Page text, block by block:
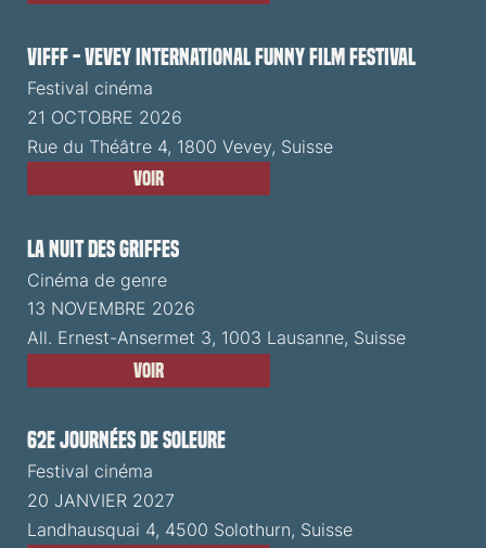
VIFFF - Vevey International Funny Film Festival
Festival cinéma
21 OCTOBRE 2026
Rue du Théâtre 4, 1800 Vevey, Suisse
Voir
La Nuit des Griffes
Cinéma de genre
13 NOVEMBRE 2026
All. Ernest-Ansermet 3, 1003 Lausanne, Suisse
Voir
62e Journées de Soleure
Festival cinéma
20 JANVIER 2027
Landhausquai 4, 4500 Solothurn, Suisse